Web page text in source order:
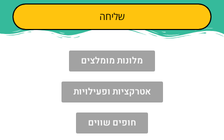
שליחה
מלונות מומלצים
אטרקציות ופעילויות
חופים שווים